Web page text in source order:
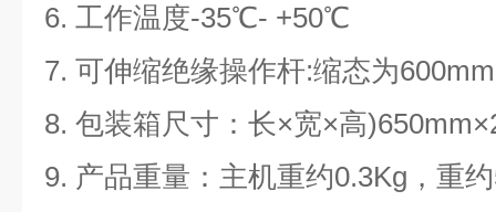
6. 工作温度-35℃- +50℃
7. 可伸缩绝缘操作杆:缩态为
8. 包装箱尺寸：长×宽×高
9. 产品重量：主机重约0.3Kg，重